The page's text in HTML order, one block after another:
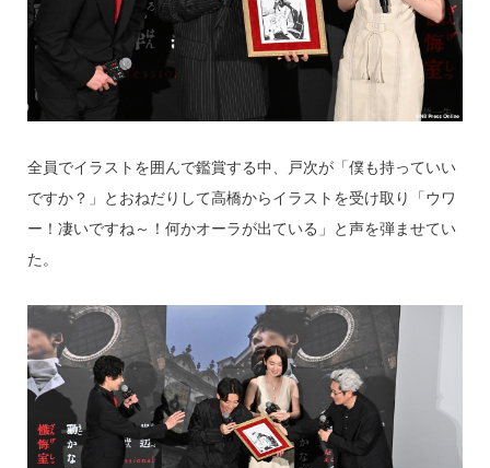
全員でイラストを囲んで鑑賞する中、戸次が「僕も持っていい
ですか？」とおねだりして高橋からイラストを受け取り「ウワ
ー！凄いですね～！何かオーラが出ている」と声を弾ませてい
た。